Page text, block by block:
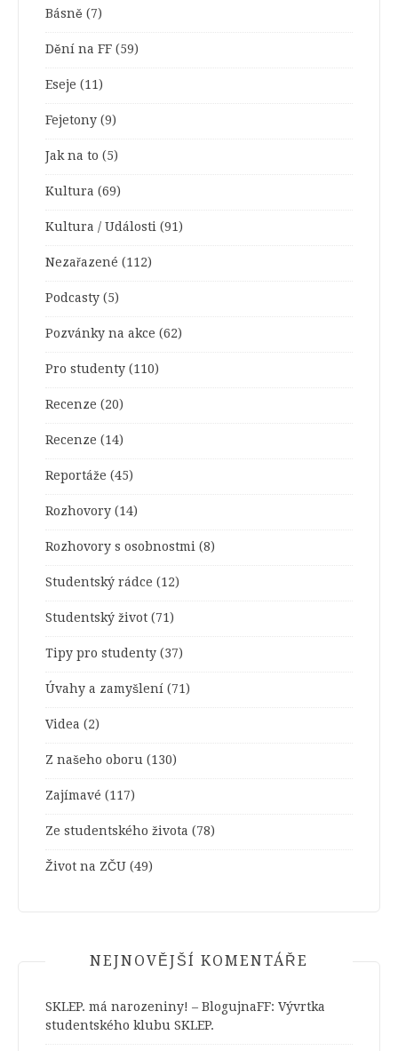
Básně (7)
Dění na FF (59)
Eseje (11)
Fejetony (9)
Jak na to (5)
Kultura (69)
Kultura / Události (91)
Nezařazené (112)
Podcasty (5)
Pozvánky na akce (62)
Pro studenty (110)
Recenze (20)
Recenze (14)
Reportáže (45)
Rozhovory (14)
Rozhovory s osobnostmi (8)
Studentský rádce (12)
Studentský život (71)
Tipy pro studenty (37)
Úvahy a zamyšlení (71)
Videa (2)
Z našeho oboru (130)
Zajímavé (117)
Ze studentského života (78)
Život na ZČU (49)
NEJNOVĚJŠÍ KOMENTÁŘE
SKLEP. má narozeniny! – BlogujnaFF: Vývrtka
studentského klubu SKLEP.